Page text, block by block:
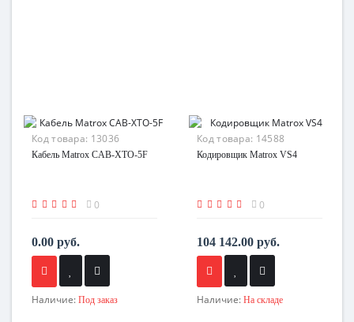
Код товара: 13036
Кабель Matrox CAB-XTO-5F
0
0.00 руб.
Наличие: Под заказ
Код товара: 14588
Кодировщик Matrox VS4
0
104 142.00 руб.
Наличие: На складе